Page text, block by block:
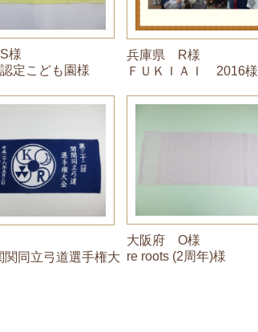
様
定こども園様
兵庫県 R様
ＦＵＫＩＡＩ 2016様
関同立弓道選手権大
大阪府 O様
re roots (2周年)様